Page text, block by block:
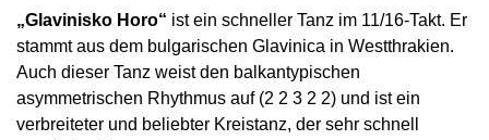
„Glavinisko Horo“ ist ein schneller Tanz im 11/16-Takt. Er
stammt aus dem bulgarischen Glavinica in Westthrakien.
Auch dieser Tanz weist den balkantypischen
asymmetrischen Rhythmus auf (2 2 3 2 2) und ist ein
verbreiteter und beliebter Kreistanz, der sehr schnell